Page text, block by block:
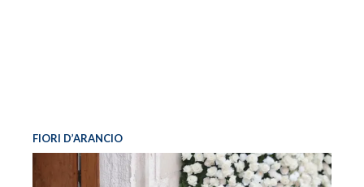
FIORI D’ARANCIO